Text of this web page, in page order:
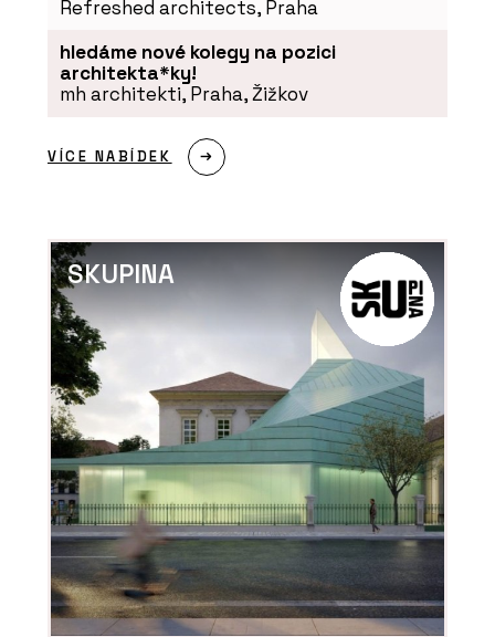
Concrete Grey -
Quartzite - TechniStone
Refreshed architects, Praha
hledáme nové kolegy na pozici
architekta*ky!
mh architekti, Praha, Žižkov
VÍCE NABÍDEK
SKUPINA